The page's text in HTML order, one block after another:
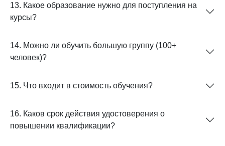
13. Какое образование нужно для поступления на
курсы?
14. Можно ли обучить большую группу (100+
человек)?
15. Что входит в стоимость обучения?
16. Каков срок действия удостоверения о
повышении квалификации?